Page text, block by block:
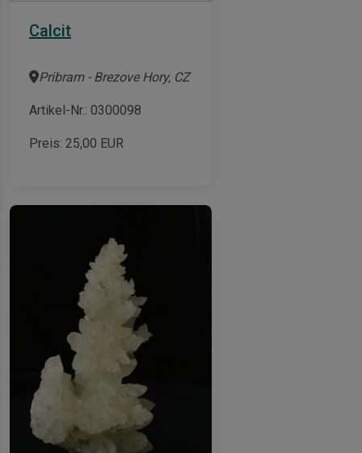
Calcit
Pribram - Brezove Hory, CZ
Artikel-Nr.: 0300098
Preis: 25,00 EUR